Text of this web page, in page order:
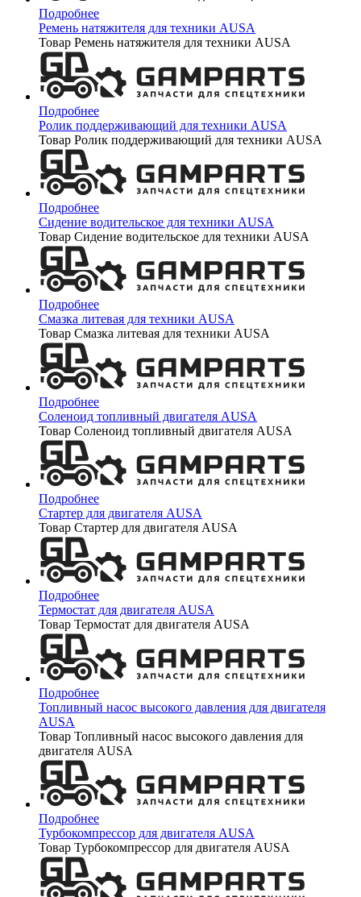
Подробнее
Ремень натяжителя для техники AUSA
Товар Ремень натяжителя для техники AUSA
Подробнее
Ролик поддерживающий для техники AUSA
Товар Ролик поддерживающий для техники AUSA
Подробнее
Сидение водительское для техники AUSA
Товар Сидение водительское для техники AUSA
Подробнее
Смазка литевая для техники AUSA
Товар Смазка литевая для техники AUSA
Подробнее
Соленоид топливный двигателя AUSA
Товар Соленоид топливный двигателя AUSA
Подробнее
Стартер для двигателя AUSA
Товар Стартер для двигателя AUSA
Подробнее
Термостат для двигателя AUSA
Товар Термостат для двигателя AUSA
Подробнее
Топливный насос высокого давления для двигателя
AUSA
Товар Топливный насос высокого давления для
двигателя AUSA
Подробнее
Турбокомпрессор для двигателя AUSA
Товар Турбокомпрессор для двигателя AUSA